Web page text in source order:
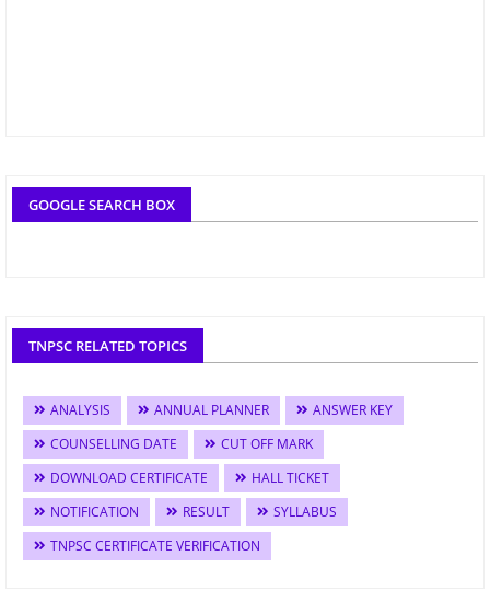
GOOGLE SEARCH BOX
TNPSC RELATED TOPICS
ANALYSIS ANNUAL PLANNER
ANSWER KEY
COUNSELLING DATE
CUT OFF MARK
DOWNLOAD CERTIFICATE
HALL TICKET
NOTIFICATION
RESULT
SYLLABUS
TNPSC CERTIFICATE VERIFICATION